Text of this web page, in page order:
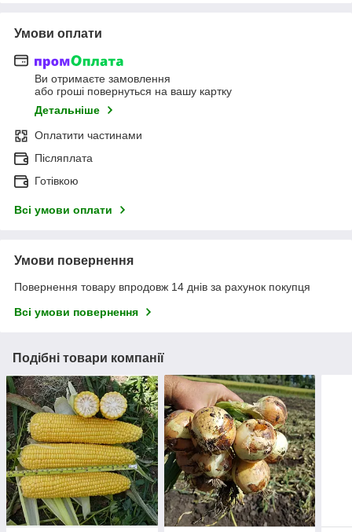
Умови оплати
Ви отримаєте замовлення
або гроші повернуться на вашу картку
Детальніше
Оплатити частинами
Післяплата
Готівкою
Всі умови оплати
Умови повернення
Повернення товару впродовж 14 днів за рахунок покупця
Всі умови повернення
Подібні товари компанії